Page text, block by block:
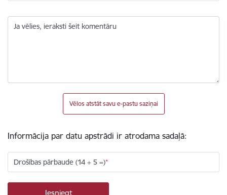
Ja vēlies, ieraksti šeit komentāru
Vēlos atstāt savu e-pastu saziņai
Informācija par datu apstrādi ir atrodama sadaļā:
Drošības pārbaude (14 + 5 =)